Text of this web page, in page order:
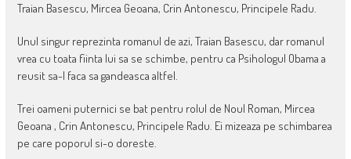
Traian Basescu, Mircea Geoana, Crin Antonescu, Principele Radu.
Unul singur reprezinta romanul de azi, Traian Basescu, dar romanul
vrea cu toata fiinta lui sa se schimbe, pentru ca Psihologul Obama a
reusit sa-l faca sa gandeasca altfel.
Trei oameni puternici se bat pentru rolul de Noul Roman, Mircea
Geoana , Crin Antonescu, Principele Radu. Ei mizeaza pe schimbarea
pe care poporul si-o doreste.